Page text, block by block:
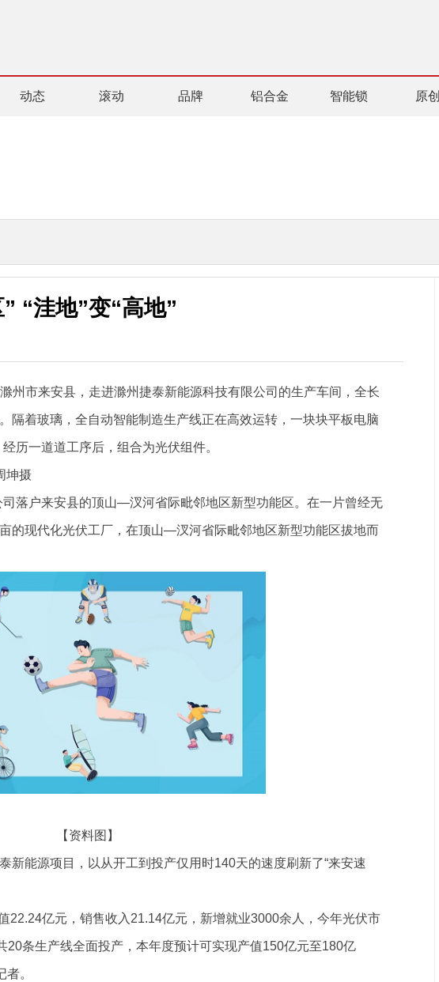
动态 滚动 品牌 铝合金 智能锁 原创
“洼地”变“高地”
州市来安县，走进滁州捷泰新能源科技有限公司的生产车间，全长
隔着玻璃，全自动智能制造生产线正在高效运转，一块块平板电脑
历一道道工序后，组合为光伏组件。
坤摄
落户来安县的顶山—汊河省际毗邻地区新型功能区。在一片曾经无
的现代化光伏工厂，在顶山—汊河省际毗邻地区新型功能区拔地而
【资料图】
新能源项目，以从开工到投产仅用时140天的速度刷新了“来安速
22.24亿元，销售收入21.14亿元，新增就业3000余人，今年光伏市
20条生产线全面投产，本年度预计可实现产值150亿元至180亿
。